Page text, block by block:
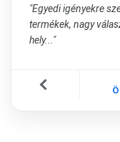
"Egyedi igényekre
termékek, nagy
hely..."